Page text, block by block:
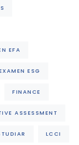
EFA
ESG
FINANCE
ASSESSMENT
LCCI